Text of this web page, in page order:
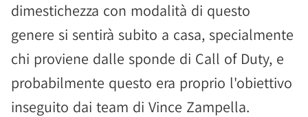
dimestichezza con modalità di questo
genere si sentirà subito a casa, specialmente
chi proviene dalle sponde di Call of Duty, e
probabilmente questo era proprio l'obiettivo
inseguito dai team di Vince Zampella.